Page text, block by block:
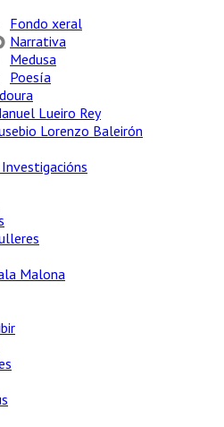
Fondo xeral
Narrativa
Medusa
Poesía
Lueiro Rey
Lorenzo Baleirón
Malona